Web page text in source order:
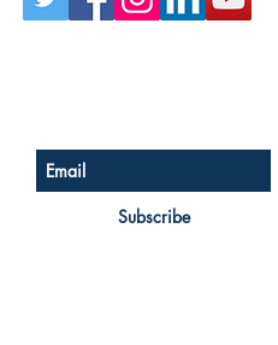
Subscribe